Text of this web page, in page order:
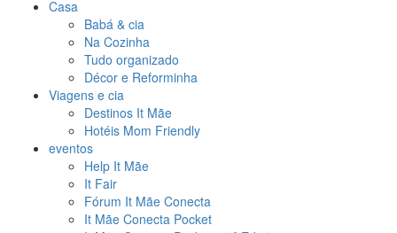
Casa
Babá & cia
Na Cozinha
Tudo organizado
Décor e Reforminha
Viagens e cia
Destinos It Mãe
Hotéis Mom Friendly
eventos
Help It Mãe
It Fair
Fórum It Mãe Conecta
It Mãe Conecta Pocket